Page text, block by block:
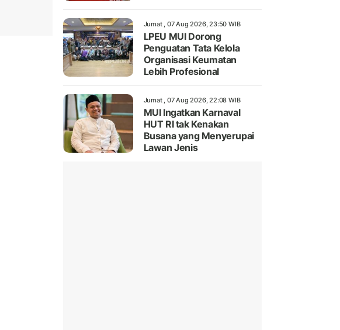
Jumat , 07 Aug 2026, 23:50 WIB
LPEU MUI Dorong
Penguatan Tata Kelola
Organisasi Keumatan
Lebih Profesional
Jumat , 07 Aug 2026, 22:08 WIB
MUI Ingatkan Karnaval
HUT RI tak Kenakan
Busana yang Menyerupai
Lawan Jenis